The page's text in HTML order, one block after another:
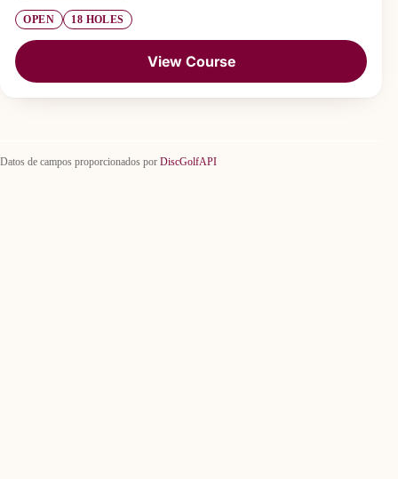
OPEN 18 HOLES
View Course
Datos de campos proporcionados por DiscGolfAPI